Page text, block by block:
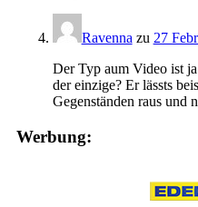
Ravennazu 27
Der Typ aum Video ist
der einzige? Er lässts
Gegenständen raus
Werbung: